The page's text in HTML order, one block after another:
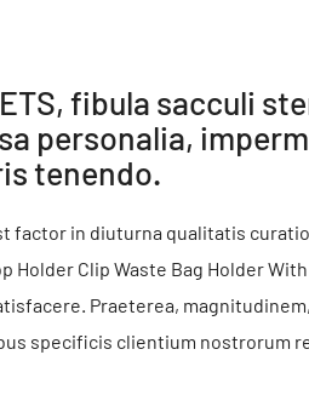
fibula sacculi
personalia,
tenendo.
factor in diuturna qualitatis
Holder Clip Waste Bag Holder
Praeterea,
specificis clientium nostrorum